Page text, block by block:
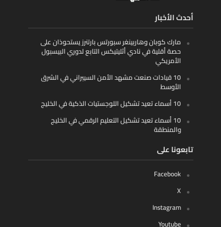
أحدث الأخبار
مارك كوبان وهاربينغر سبورتس بارتنرز يستحوذان على
حصة أقلية في نادي أثليتيكس التابع لدوري البيسبول
الأمريكي
10 قيادات صنعت مشهد الأمن السيبراني في الشرق
الأوسط
10 أسماء تعيد تشكيل اللوجستيات الذكية في الخليج
10 أسماء تعيد تشكيل التعليم الرقمي في الخليج
والمنطقة
تابعونا على
Facebook
X
Instagram
Youtube